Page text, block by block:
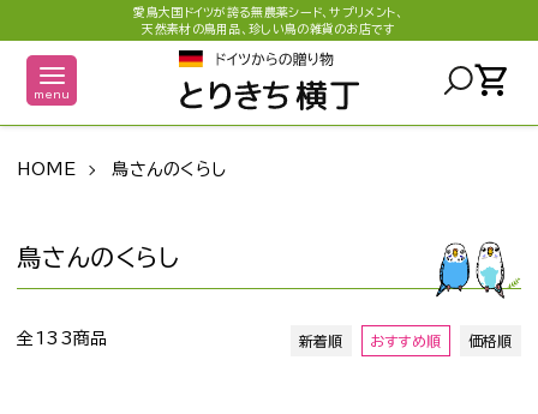
愛鳥大国ドイツが誇る無農薬シード、サプリメント、
天然素材の鳥用品、珍しい鳥の雑貨のお店です
menu shopping_cart
HOME 鳥さんのくらし
鳥さんのくらし
全133商品 新着順 おすすめ順 価格順